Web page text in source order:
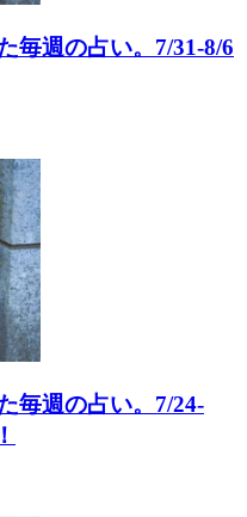
毎週の占い。7/31-8/6
毎週の占い。7/24-